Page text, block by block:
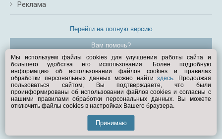
Реклама
Перейти на полную версию
Вам помочь?
© Exist.ru 1998—2026
Мы используем файлы cookies для улучшения работы сайта и
большего удобства его использования. Более подробную
информацию об использовании файлов cookies и правилах
обработки персональных данных можно найтиздесь. Продолжая
пользоваться сайтом, Вы подтверждаете, что были
проинформированы об использовании файлов cookies и согласны с
нашими правилами обработки персональных данных. Вы можете
отключить файлы cookies в настройках Вашего браузера.
Принимаю